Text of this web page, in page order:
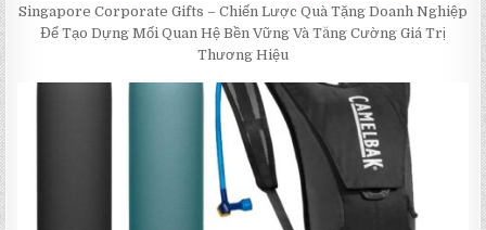
Singapore Corporate Gifts – Chiến Lược Quà Tặng Doanh Nghiệp
Để Tạo Dựng Mối Quan Hệ Bền Vững Và Tăng Cường Giá Trị
Thương Hiệu